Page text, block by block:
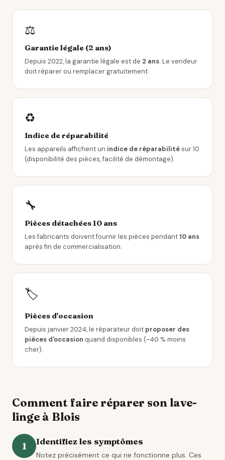
⚖️
Garantie légale (2 ans)
Depuis 2022, la garantie légale est de 2 ans. Le vendeur
doit réparer ou remplacer gratuitement.
♻️
Indice de réparabilité
Les appareils affichent un indice de réparabilitésur 10
(disponibilité des pièces, facilité de démontage).
🔧
Pièces détachées 10 ans
Les fabricants doivent fournir les pièces pendant10 ans
après fin de commercialisation.
🏷️
Pièces d'occasion
Depuis janvier 2024, le réparateur doit proposer des
pièces d'occasion quand disponibles (~40 % moins
cher).
Comment faire réparer son lave-
linge à Blois
1 Identifiez les symptômes
Notez précisément ce qui ne fonctionne plus. Ces